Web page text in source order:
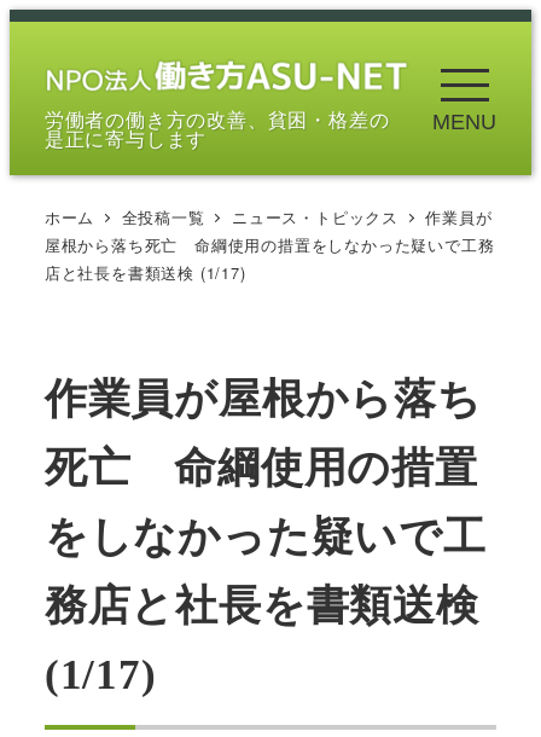
メ
労働者の働き方の改善、貧困・格差の
是正に寄与します
MENU
ホーム 全投稿一覧 ニュース・トピックス
作業員が
屋根から落ち死亡 命綱使用の措置をしなかった疑いで工務
店と社長を書類送検 (1/17)
作業員が屋根から落ち
死亡 命綱使用の措置
をしなかった疑いで工
務店と社長を書類送検
(1/17)